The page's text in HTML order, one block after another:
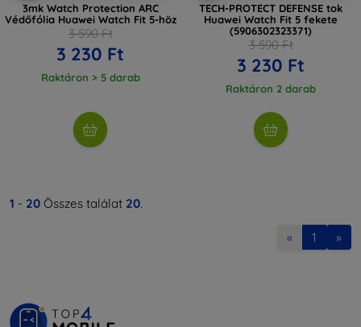
3mk Watch Protection ARC
Védőfólia Huawei Watch Fit 5-höz
3 590 Ft
3 230 Ft
Raktáron > 5 darab
TECH-PROTECT DEFENSE tok
Huawei Watch Fit 5 fekete
(5906302323371)
3 590 Ft
3 230 Ft
Raktáron 2 darab
1 - 20 Összes találat 20.
« 1 »